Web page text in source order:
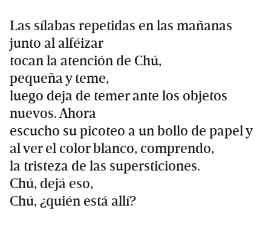
Las sílabas repetidas en las mañanas
junto al alféizar
tocan la atención de Chú,
pequeña y teme,
luego deja de temer ante los objetos
nuevos. Ahora
escucho su picoteo a un bollo de papel y
al ver el color blanco, comprendo,
la tristeza de las supersticiones.
Chú, dejá eso,
Chú, ¿quién está allí?